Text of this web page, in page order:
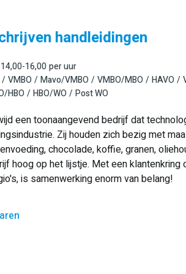
handleidingen
14,00-16,00per uur
VMBO Mavo/VMBO VMBO/MBO HAVO
HBO HBO/WO Post WO
een toonaangevend bedrijf dat
Zij houden zich bezig met
chocolade, koffie, granen,
hoog op het lijstje. Met een
is samenwerking enorm van belang!